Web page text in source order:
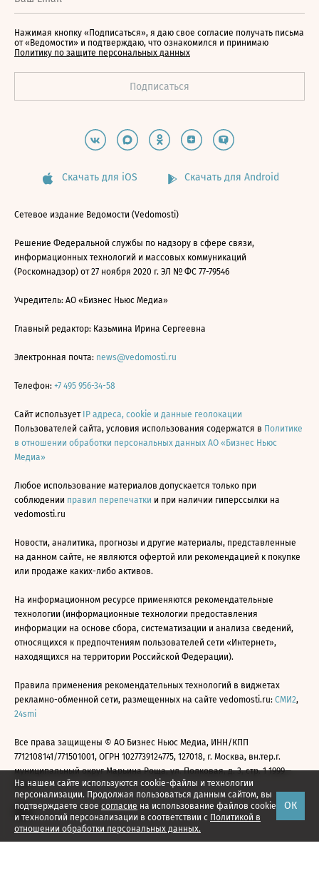
На нашем сайте используются cookie-файлы и технологии
персонализации. Продолжая пользоваться данным сайтом, вы
подтверждаете свое согласие на использование файлов cookie
и технологий персонализации в соответствии с Политикой в
отношении обработки персональных данных.
ОК
Нажимая кнопку «Подписаться», я даю свое согласие получать письма
от «Ведомости» и подтверждаю, что ознакомился и принимаю
Политику по защите персональных данных
Скачать для iOS Скачать для Android
Сетевое издание Ведомости (Vedomosti)
Решение Федеральной службы по надзору в сфере связи,
информационных технологий и массовых коммуникаций
(Роскомнадзор) от 27 ноября 2020 г. ЭЛ № ФС 77-79546
Учредитель: АО «Бизнес Ньюс Медиа»
Главный редактор: Казьмина Ирина Сергеевна
Электронная почта: news@vedomosti.ru
Телефон: +7 495 956-34-58
Сайт использует IP адреса, cookie и данные геолокации
Пользователей сайта, условия использования содержатся в Политике
в отношении обработки персональных данных АО «Бизнес Ньюс
Медиа»
Любое использование материалов допускается только при
соблюдении правил перепечатки и при наличии гиперссылки на
vedomosti.ru
Новости, аналитика, прогнозы и другие материалы, представленные
на данном сайте, не являются офертой или рекомендацией к покупке
или продаже каких-либо активов.
На информационном ресурсе применяются рекомендательные
технологии (информационные технологии предоставления
информации на основе сбора, систематизации и анализа сведений,
относящихся к предпочтениям пользователей сети «Интернет»,
находящихся на территории Российской Федерации).
Правила применения рекомендательных технологий в виджетах
рекламно-обменной сети, размещенных на сайте vedomosti.ru: СМИ2,
24smi
Все права защищены © АО Бизнес Ньюс Медиа, ИНН/КПП
7712108141/771501001, ОГРН 1027739124775, 127018, г. Москва, вн.тер.г.
муниципальный округ Марьина Роща, ул. Полковая, д. 3, стр. 1 1999—
2026